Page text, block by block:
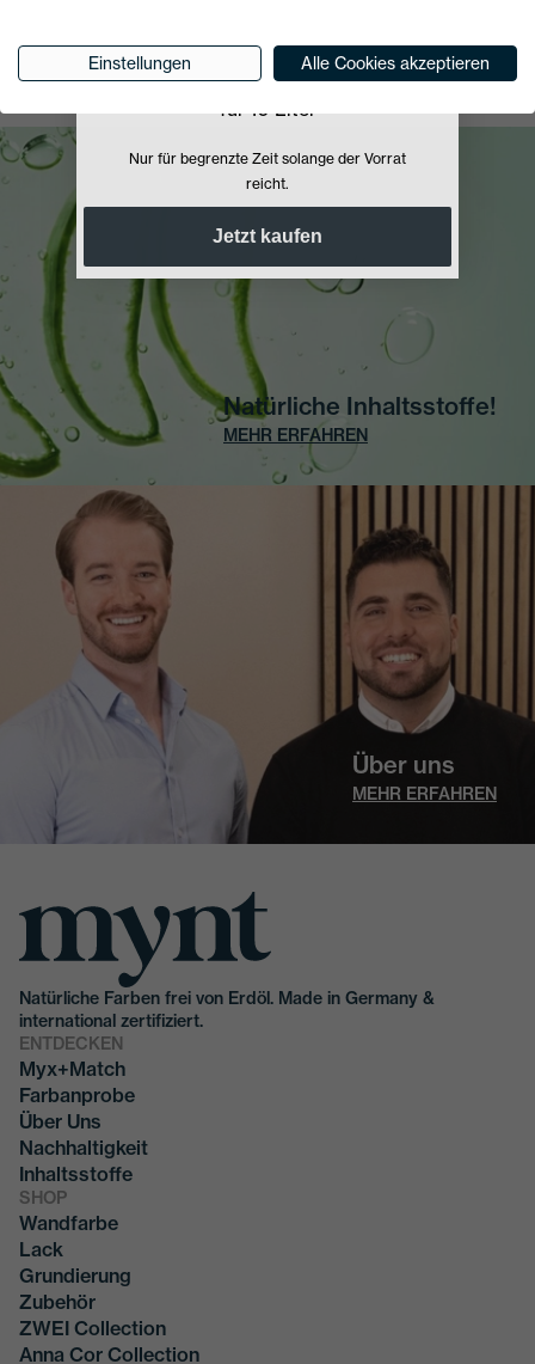
Natürliche Inhaltsstoffe!
MEHR ERFAHREN
Über uns
MEHR ERFAHREN
Natürliche Farben frei von Erdöl. Made in Germany &
international zertifiziert.
ENTDECKEN
Myx+Match
Farbanprobe
Über Uns
Nachhaltigkeit
Inhaltsstoffe
SHOP
Wandfarbe
Lack
Grundierung
Zubehör
ZWEI Collection
Anna Cor Collection
99 Euronur74 Euro!
für 10 Liter
Nur für begrenzte Zeit solange der Vorrat
reicht.
Jetzt kaufen
Einstellungen Alle Cookies akzeptieren